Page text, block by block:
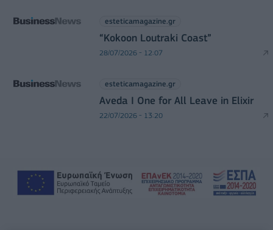
esteticamagazine.gr
“Kokoon Loutraki Coast”
28/07/2026 - 12:07
esteticamagazine.gr
Aveda I One for All Leave in Elixir
22/07/2026 - 13:20